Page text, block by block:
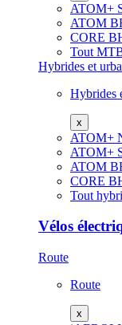
ATOM+
ATOM
CORE
Tout
Hybrides et
Hybrides
x
ATOM+
ATOM+
ATOM
CORE
Tout
Vélos
Route
Route
x